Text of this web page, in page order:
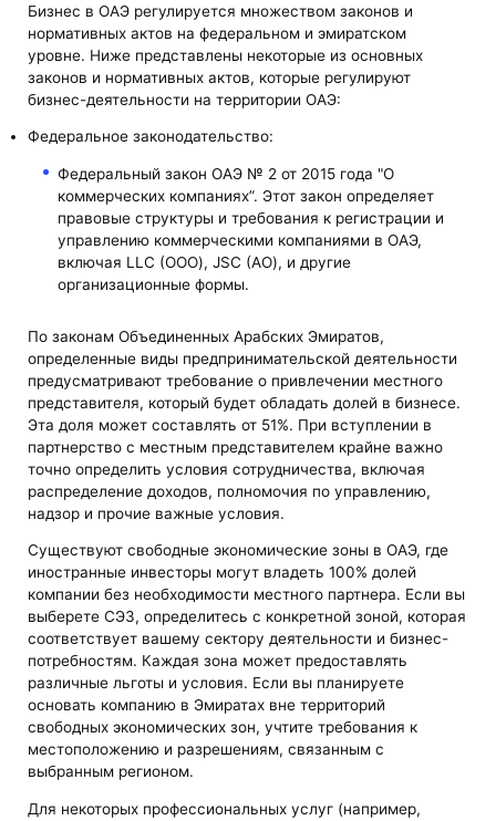
Бизнес в ОАЭ регулируется множеством законов и
нормативных актов на федеральном и эмиратском
уровне. Ниже представлены некоторые из основных
законов и нормативных актов, которые регулируют
бизнес-деятельности на территории ОАЭ:
Федеральное законодательство:
Федеральный закон ОАЭ № 2 от 2015 года "О
коммерческих компаниях”. Этот закон определяет
правовые структуры и требования к регистрации и
управлению коммерческими компаниями в ОАЭ,
включая LLC (ООО), JSC (АО), и другие
организационные формы.
По законам Объединенных Арабских Эмиратов,
определенные виды предпринимательской деятельности
предусматривают требование о привлечении местного
представителя, который будет обладать долей в бизнесе.
Эта доля может составлять от 51%. При вступлении в
партнерство с местным представителем крайне важно
точно определить условия сотрудничества, включая
распределение доходов, полномочия по управлению,
надзор и прочие важные условия.
Существуют свободные экономические зоны в ОАЭ, где
иностранные инвесторы могут владеть 100% долей
компании без необходимости местного партнера. Если вы
выберете СЭЗ, определитесь с конкретной зоной, которая
соответствует вашему сектору деятельности и бизнес-
потребностям. Каждая зона может предоставлять
различные льготы и условия. Если вы планируете
основать компанию в Эмиратах вне территорий
свободных экономических зон, учтите требования к
местоположению и разрешениям, связанным с
выбранным регионом.
Для некоторых профессиональных услуг (например,